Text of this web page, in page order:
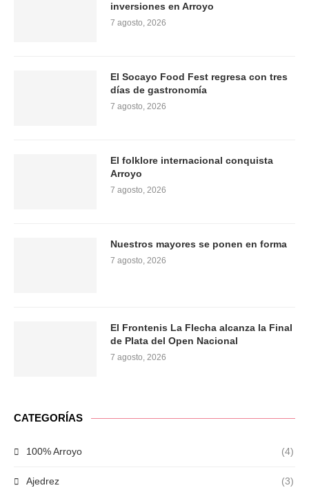
inversiones en Arroyo
7 agosto, 2026
El Socayo Food Fest regresa con tres
días de gastronomía
7 agosto, 2026
El folklore internacional conquista
Arroyo
7 agosto, 2026
Nuestros mayores se ponen en forma
7 agosto, 2026
El Frontenis La Flecha alcanza la Final
de Plata del Open Nacional
7 agosto, 2026
CATEGORÍAS
100% Arroyo (4)
Ajedrez (3)